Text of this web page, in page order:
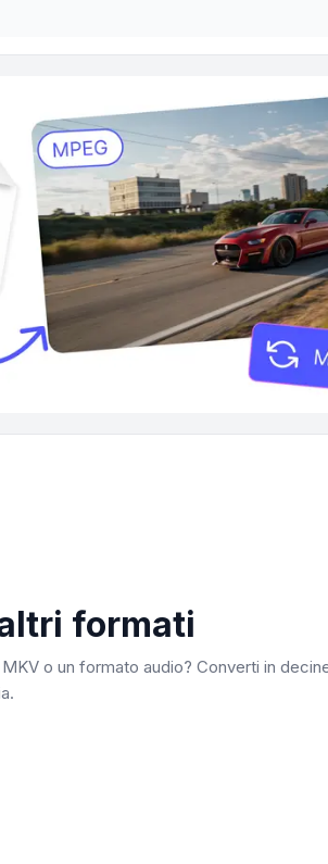
formati
MKV o un formato audio? Converti in